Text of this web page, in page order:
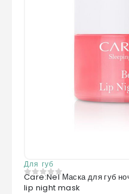
Для губ
0из 5
Care:Nel Маска для губ
lip night mask